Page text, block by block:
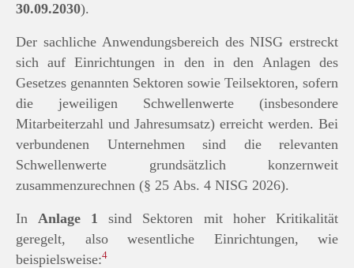
30.09.2030).
Der sachliche Anwendungsbereich des NISG erstreckt
sich auf Einrichtungen in den in den Anlagen des
Gesetzes genannten Sektoren sowie Teilsektoren, sofern
die jeweiligen Schwellenwerte (insbesondere
Mitarbeiterzahl und Jahresumsatz) erreicht werden. Bei
verbundenen Unternehmen sind die relevanten
Schwellenwerte grundsätzlich konzernweit
zusammenzurechnen (§ 25 Abs. 4 NISG 2026).
In Anlage 1 sind Sektoren mit hoher Kritikalität
geregelt, also wesentliche Einrichtungen, wie
beispielsweise:4